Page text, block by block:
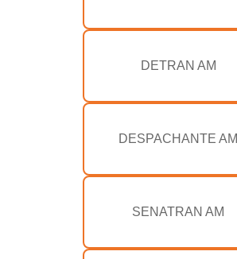
DETRAN AM
DESPACHANTE AM
SENATRAN AM